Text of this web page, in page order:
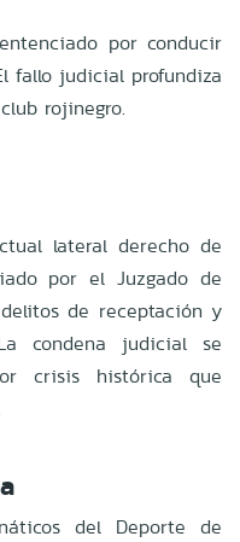
por conducir
fallo judicial profundiza
rojinegro.
lateral derecho de
por el Juzgado de
de receptación y
condena judicial se
crisis histórica que
del Deporte de